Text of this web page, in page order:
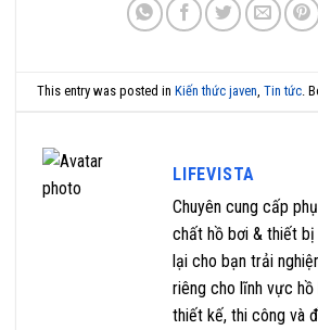
This entry was posted inKiến thức javen ,Tin tức .
LIFEVISTA
Chuyên cung cấp
chất hồ bơi & thiết bị
lại cho bạn trải
riêng cho lĩnh vực
thiết kế, thi công và